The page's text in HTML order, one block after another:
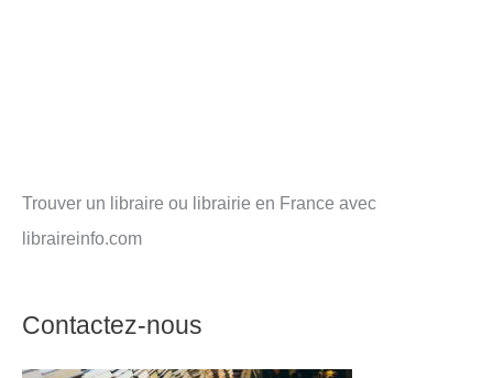
Trouver un libraire ou librairie en France avec
libraireinfo.com
Contactez-nous